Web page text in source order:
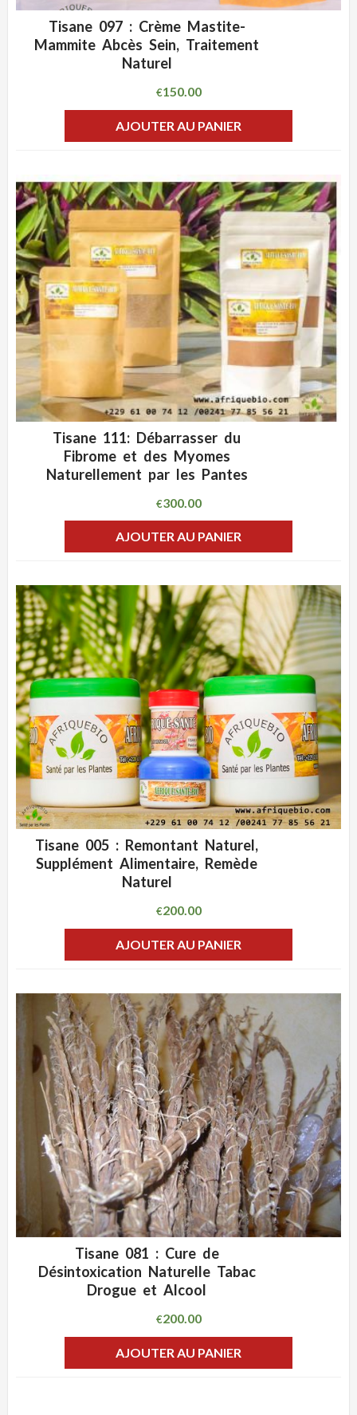
ADD WISHLIST
Tisane 097 : Crème Mastite-
Mammite Abcès Sein, Traitement
Naturel
€150.00
AJOUTER AU PANIER
ADD WISHLIST
Tisane 111: Débarrasser du
Fibrome et des Myomes
Naturellement par les Pantes
€300.00
AJOUTER AU PANIER
CLIQUEZ POUR VOIR
ADD WISHLIST
Tisane 005 : Remontant Naturel,
Supplément Alimentaire, Remède
Naturel
€200.00
AJOUTER AU PANIER
ADD WISHLIST
Tisane 081 : Cure de
Désintoxication Naturelle Tabac
Drogue et Alcool
€200.00
AJOUTER AU PANIER